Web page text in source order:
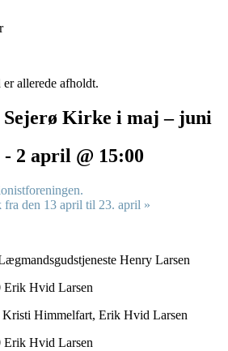
allerede afholdt.
Sejerø Kirke i maj – juni
- 2 april @ 15:00
den 13 april til 23. april »
Henry Larsen
Erik Hvid Larsen
Kristi Himmelfart, Erik Hvid Larsen
Erik Hvid Larsen